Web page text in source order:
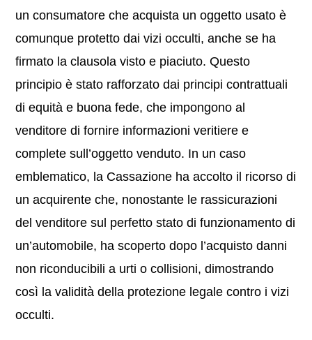
un consumatore che acquista un oggetto usato è
comunque protetto dai vizi occulti, anche se ha
firmato la clausola visto e piaciuto. Questo
principio è stato rafforzato dai principi contrattuali
di equità e buona fede, che impongono al
venditore di fornire informazioni veritiere e
complete sull’oggetto venduto. In un caso
emblematico, la Cassazione ha accolto il ricorso di
un acquirente che, nonostante le rassicurazioni
del venditore sul perfetto stato di funzionamento di
un’automobile, ha scoperto dopo l’acquisto danni
non riconducibili a urti o collisioni, dimostrando
così la validità della protezione legale contro i vizi
occulti.